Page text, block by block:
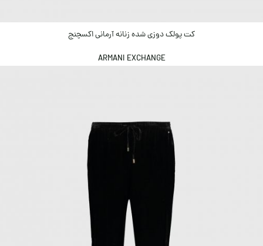
کت پولک دوزی شده زنانه آرمانی اکسچنج
ARMANI EXCHANGE